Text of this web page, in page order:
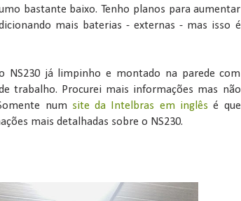
bastante baixo. Tenho planos para aumentar
mais baterias - externas - mas isso é
NS230 já limpinho e montado na parede com
trabalho. Procurei mais informações mas não
num site da Intelbras em inglês é que
mais detalhadas sobre o NS230.